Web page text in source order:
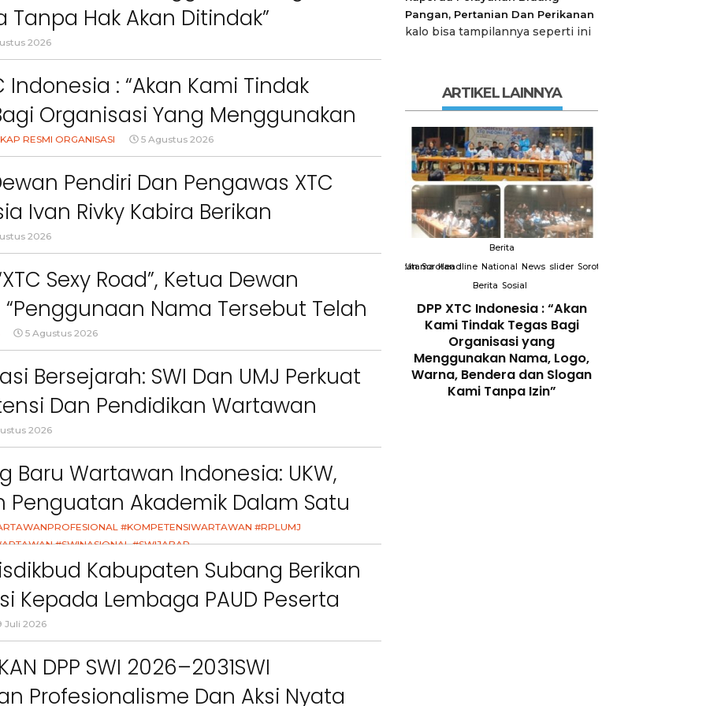
Tanpa Hak Akan Ditindak”
2026
Indonesia : “Akan Kami Tindak
Organisasi Yang Menggunakan
Warna, Bendera Dan Slogan
Izin”
RESMI ORGANISASI 5 Agustus 2026
Pendiri Dan Pengawas XTC
Ivan Rivky Kabira Berikan
Sikap Terkait “XTC Sexy Road”
2026
Sexy Road”, Ketua Dewan
“Penggunaan Nama Tersebut Telah
Ketentuan Perundang-
5 Agustus 2026
Bersejarah: SWI Dan UMJ Perkuat
Dan Pendidikan Wartawan
2026
Baru Wartawan Indonesia: UKW,
Penguatan Akademik Dalam Satu
#KOMPETENSIWARTAWAN #RPLUMJ
#SWINASIONAL #SWIJABAR
Kabupaten Subang Berikan
Kepada Lembaga PAUD Peserta
MPLS Dan G7KAIH
Juli 2026
DPP SWI 2026–2031SWI
Profesionalisme Dan Aksi Nyata
Pangan, Pertanian Dan Perikanan
kalo bisa tampilannya seperti ini
ARTIKEL LAINNYA
Berita
Empat Tahun Janji Membeku,
Sawah Rusak: Ahli Waris
Tagih Tanggung Jawab
Sorotan Sorotan
Berita
Bidang Pendidikan DPP XTC
Kesehatan Anak di Era Digital
Berita
Utama Headline National News slider Sorotan
Berita Sosial
DPP XTC Indonesia : “Akan
Kami Tindak Tegas Bagi
Organisasi yang
Menggunakan Nama, Logo,
Warna, Bendera dan Slogan
Kami Tanpa Izin”